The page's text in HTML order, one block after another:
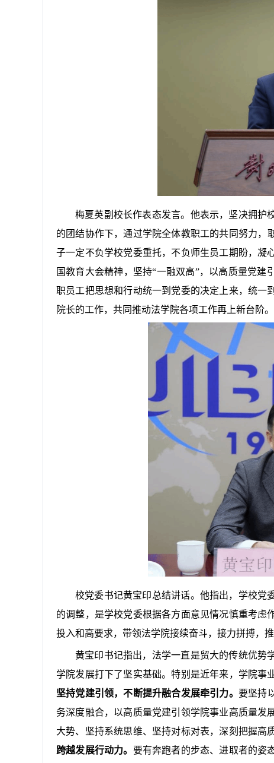
梅夏英副校长作表态发言。他表示，坚决拥护
的团结协作下，通过学院全体教职工的共同努力，
子一定不负学校党委重托，不负师生员工期盼，凝
国教育大会精神， 坚持“一融双高”，以高质量党建
职员工把思想和行动统一到党委的决定上来，统一
院长的工作，共同推动法学院各项工作再上新台阶。
校党委书记黄宝印总结讲话。他指出，学校党
的调整，是学校党委根据各方面意见情况慎重考
投入和高要求，带领法学院接续奋斗，接力拼搏，
黄宝印书记指出，法学一直是贸大的传统优势
学院发展打下了坚实基础。特别是近年来，学院事
坚持党建引领，不断提升融合发展牵引力。 要坚持
务深度融合，以高质量党建引领学院事业高质量发展
大势、坚持系统思维、坚持对标对表，深刻把握高
跨越发展行动力。 要有奔跑者的步态、进取者的姿